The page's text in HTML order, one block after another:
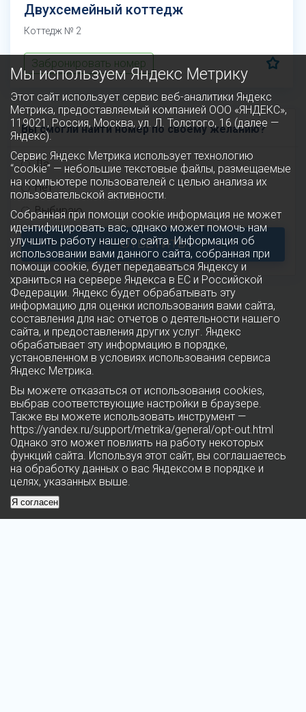
Двухсемейный коттедж
Коттедж № 2
Забронировать номер
Вы смогли найти номер по своему желанию?
Да
Нет
Выбираю
ОТВЕТИТЬ
Мы используем Яндекс Метрику
Этот сайт использует сервис веб-аналитики Яндекс
Метрика, предоставляемый компанией ООО «ЯНДЕКС»,
119021, Россия, Москва, ул. Л. Толстого, 16 (далее —
Яндекс).
Сервис Яндекс Метрика использует технологию
“cookie” — небольшие текстовые файлы, размещаемые
на компьютере пользователей с целью анализа их
пользовательской активности.
Собранная при помощи cookie информация не может
идентифицировать вас, однако может помочь нам
улучшить работу нашего сайта. Информация об
использовании вами данного сайта, собранная при
помощи cookie, будет передаваться Яндексу и
храниться на сервере Яндекса в ЕС и Российской
Федерации. Яндекс будет обрабатывать эту
информацию для оценки использования вами сайта,
составления для нас отчетов о деятельности нашего
сайта, и предоставления других услуг. Яндекс
обрабатывает эту информацию в порядке,
установленном в условиях использования сервиса
Яндекс Метрика.
Вы можете отказаться от использования cookies,
выбрав соответствующие настройки в браузере.
Также вы можете использовать инструмент —
https://yandex.ru/support/metrika/general/opt-out.html
Однако это может повлиять на работу некоторых
функций сайта. Используя этот сайт, вы соглашаетесь
на обработку данных о вас Яндексом в порядке и
целях, указанных выше.
Я согласен